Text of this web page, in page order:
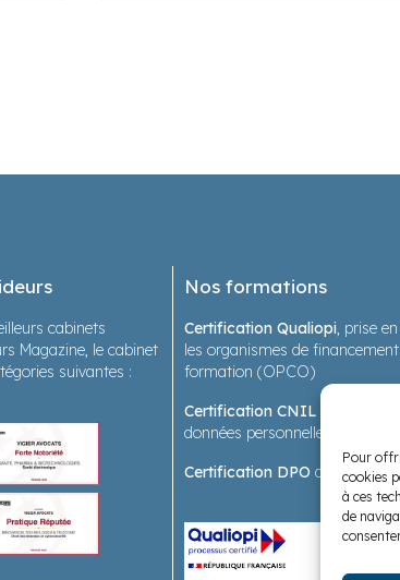
Pour
cookies
à ces
de
cabinets
Magazine, le cabinet
suivantes :
Nos formations
Certification Qualiopi, prise
les organismes de
formation (OPCO)
Certification CNIL
données personnelles en santé
Certification DPO des